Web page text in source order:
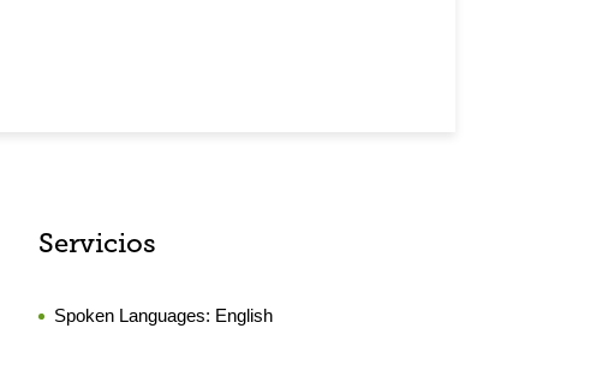
Servicios
Spoken Languages: English